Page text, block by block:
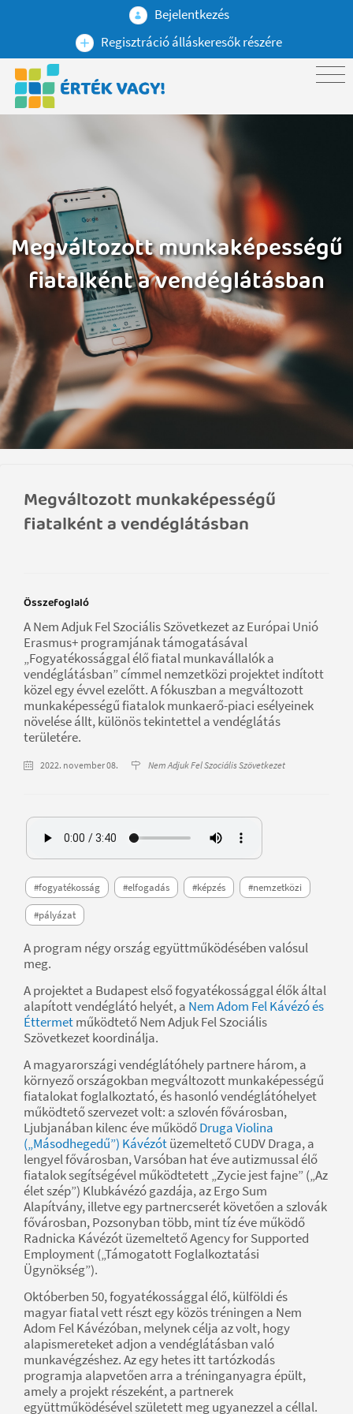
Bejelentkezés
Regisztráció álláskeresők részére
Megváltozott munkaképességű
fiatalként a vendéglátásban
Megváltozott munkaképességű
fiatalként a vendéglátásban
Összefoglaló
A Nem Adjuk Fel Szociális Szövetkezet az Európai Unió
Erasmus+ programjának támogatásával
„Fogyatékossággal élő fiatal munkavállalók a
vendéglátásban” címmel nemzetközi projektet indított
közel egy évvel ezelőtt. A fókuszban a megváltozott
munkaképességű fiatalok munkaerő-piaci esélyeinek
növelése állt, különös tekintettel a vendéglátás
területére.
2022. november 08. Nem Adjuk Fel Szociális Szövetkezet
#fogyatékosság #elfogadás #képzés #nemzetközi
#pályázat
A program négy ország együttműködésében valósul
meg.
A projektet a Budapest első fogyatékossággal élők által
alapított vendéglátó helyét, a Nem Adom Fel Kávézó és
Éttermetműködtető Nem Adjuk Fel Szociális
Szövetkezet koordinálja.
A magyarországi vendéglátóhely partnere három, a
környező országokban megváltozott munkaképességű
fiatalokat foglalkoztató, és hasonló vendéglátóhelyet
működtető szervezet volt: a szlovén fővárosban,
Ljubjanában kilenc éve működőDruga Violina
(„Másodhegedű”) Kávézótüzemeltető CUDV Draga, a
lengyel fővárosban, Varsóban hat éve autizmussal élő
fiatalok segítségével működtetett „Zycie jest fajne” („Az
élet szép”) Klubkávézó gazdája, az Ergo Sum
Alapítvány, illetve egy partnercserét követően a szlovák
fővárosban, Pozsonyban több, mint tíz éve működő
Radnicka Kávézót üzemeltető Agency for Supported
Employment („Támogatott Foglalkoztatási
Ügynökség”).
Októberben 50, fogyatékossággal élő, külföldi és
magyar fiatal vett részt egy közös tréningen a Nem
Adom Fel Kávézóban, melynek célja az volt, hogy
alapismereteket adjon a vendéglátásban való
munkavégzéshez. Az egy hetes itt tartózkodás
programja alapvetően arra a tréninganyagra épült,
amely a projekt részeként, a partnerek
együttműködésével született meg ugyanezzel a céllal.